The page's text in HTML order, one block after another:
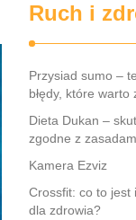
Ruch i
Przysiad sumo –
błędy, które warto
Dieta Dukan –
zgodne z
Kamera Ezviz
Crossfit: co to jest
dla zdrowia?